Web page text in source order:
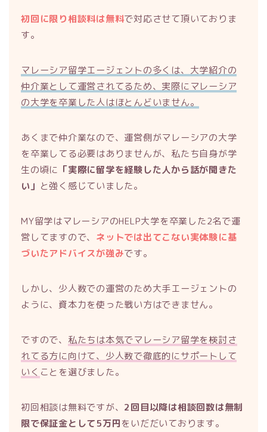
初回に限り相談料は無料で対応させて頂いておりま
す。
マレーシア留学エージェントの多くは、大学紹介の
仲介業として運営されてるため、実際にマレーシア
の大学を卒業した人はほとんどいません。
あくまで仲介業なので、運営側がマレーシアの大学
を卒業してる必要はありませんが、私たち自身が学
生の頃に 「実際に留学を経験した人から話が聞きた
い」 と強く感じていました。
MY留学はマレーシアのHELP大学を卒業した2名で運
営してますので、 ネットでは出てこない実体験に基
づいたアドバイスが強みです。
しかし、少人数での運営のため大手エージェントの
ように、資本力を使った戦い方はできません。
ですので、 私たちは本気でマレーシア留学を検討さ
れてる方に向けて、少人数で徹底的にサポートして
いく ことを選びました。
初回相談は無料ですが、 2回目以降は相談回数は無制
限で保証金として5万円をいだだいております。